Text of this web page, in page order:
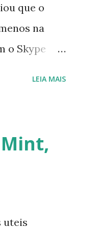
que o
na
o Skype
como
claro,
opção.
LEIA MAIS
uteis